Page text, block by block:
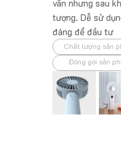
vân nhưng sau
tượng. Dễ sử
đáng để đầu tư
Chất lượng sản
Đóng gói sản